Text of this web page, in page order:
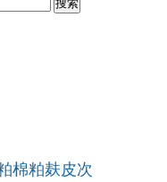
棉粕麸皮次